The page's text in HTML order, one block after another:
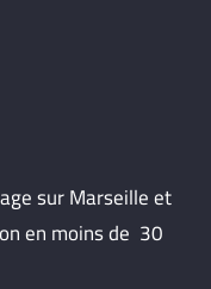
sur Marseille et
en moins de 30